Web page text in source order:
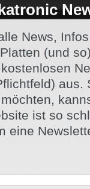
News,
(und
aus.
ist so
eine